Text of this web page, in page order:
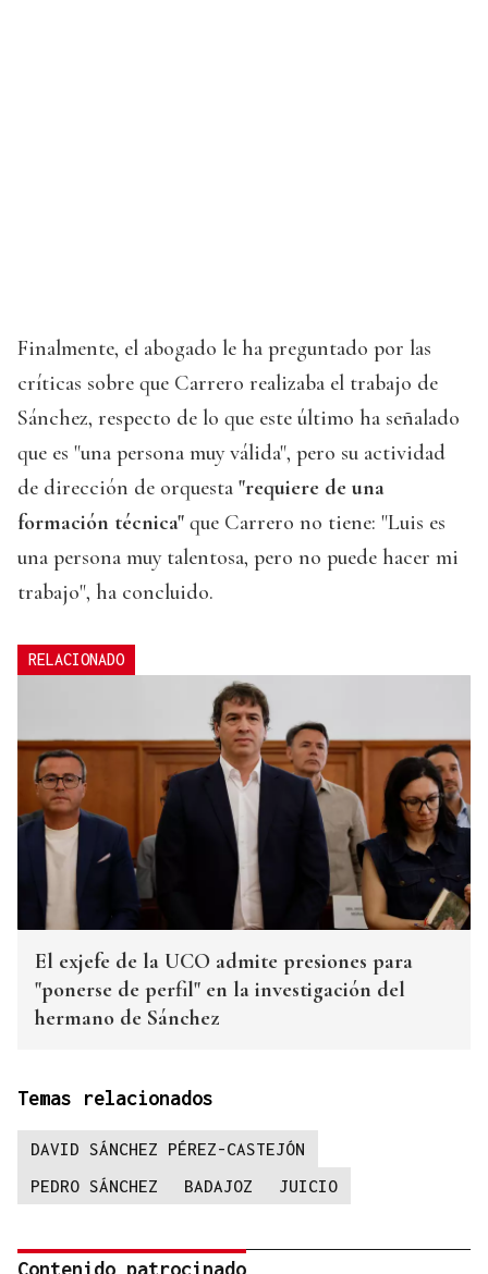
Finalmente, el abogado le ha preguntado por las
críticas sobre que Carrero realizaba el trabajo de
Sánchez, respecto de lo que este último ha señalado
que es "una persona muy válida", pero su actividad
de dirección de orquesta "requiere de una
formación técnica" que Carrero no tiene: "Luis es
una persona muy talentosa, pero no puede hacer mi
trabajo", ha concluido.
RELACIONADO
El exjefe de la UCO admite presiones para
"ponerse de perfil" en la investigación del
hermano de Sánchez
Temas relacionados
DAVID SÁNCHEZ PÉREZ-CASTEJÓN
PEDRO SÁNCHEZ
BADAJOZ JUICIO